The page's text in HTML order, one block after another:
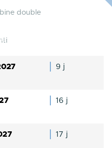
inuits
double
9 j
16 j
17 j